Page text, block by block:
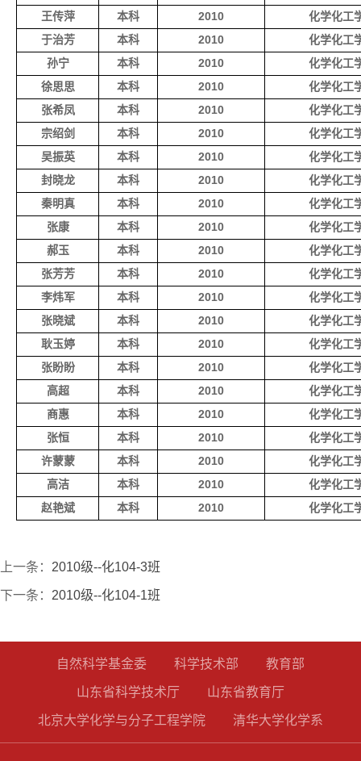
王传萍
本科 2010
化学化工
于治芳
本科 2010
化学化工
孙宁
本科 2010
化学化工
徐思思
本科 2010
化学化工
张希凤
本科 2010
化学化工
宗绍剑
本科 2010
化学化工
吴振英
本科 2010
化学化工
封晓龙
本科 2010
化学化工
秦明真
本科 2010
化学化工
张康
本科 2010
化学化工
郝玉
本科 2010
化学化工
张芳芳
本科 2010
化学化工
李炜军
本科 2010
化学化工
张晓斌
本科 2010
化学化工
耿玉婷
本科 2010
化学化工
张盼盼
本科 2010
化学化工
高超
本科 2010
化学化工
商惠
本科 2010
化学化工
张恒
本科 2010
化学化工
许蒙蒙
本科 2010
化学化工
高洁
本科 2010
化学化工
赵艳斌
本科 2010 化学化工
上一条： 2010级--化104-3班
下一条： 2010级--化104-1班
自然科学基金委 科学技术部 教育部
山东省科学技术厅 山东省教育厅
北京大学化学与分子工程学院 清华大学化学系